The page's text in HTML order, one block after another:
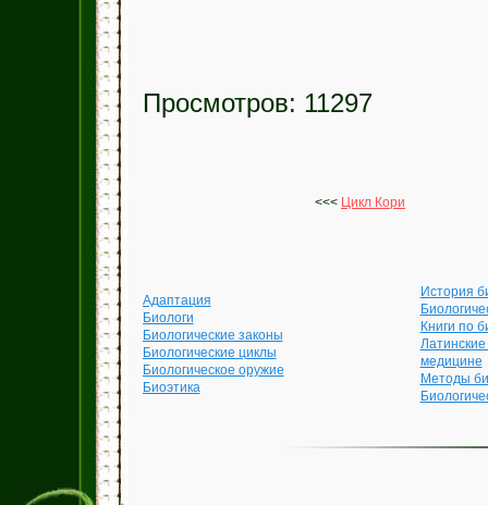
Просмотров: 11297
<<< Цикл Кори
Адаптация
Биологи
Биологические законы
Биологические циклы
Биологическое оружие
Биоэтика
История
Книги по
медицине
Методы